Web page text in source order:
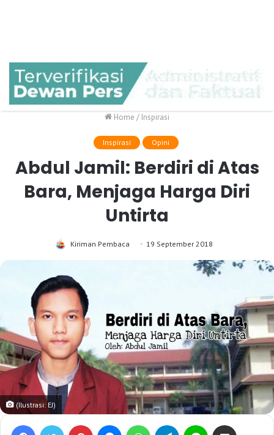
Home / Inspirasi
Inspirasi Opini
Abdul Jamil: Berdiri di Atas
Bara, Menjaga Harga Diri
Untirta
Kiriman Pembaca 19 September 2018
(Ilustrasi: EJ)